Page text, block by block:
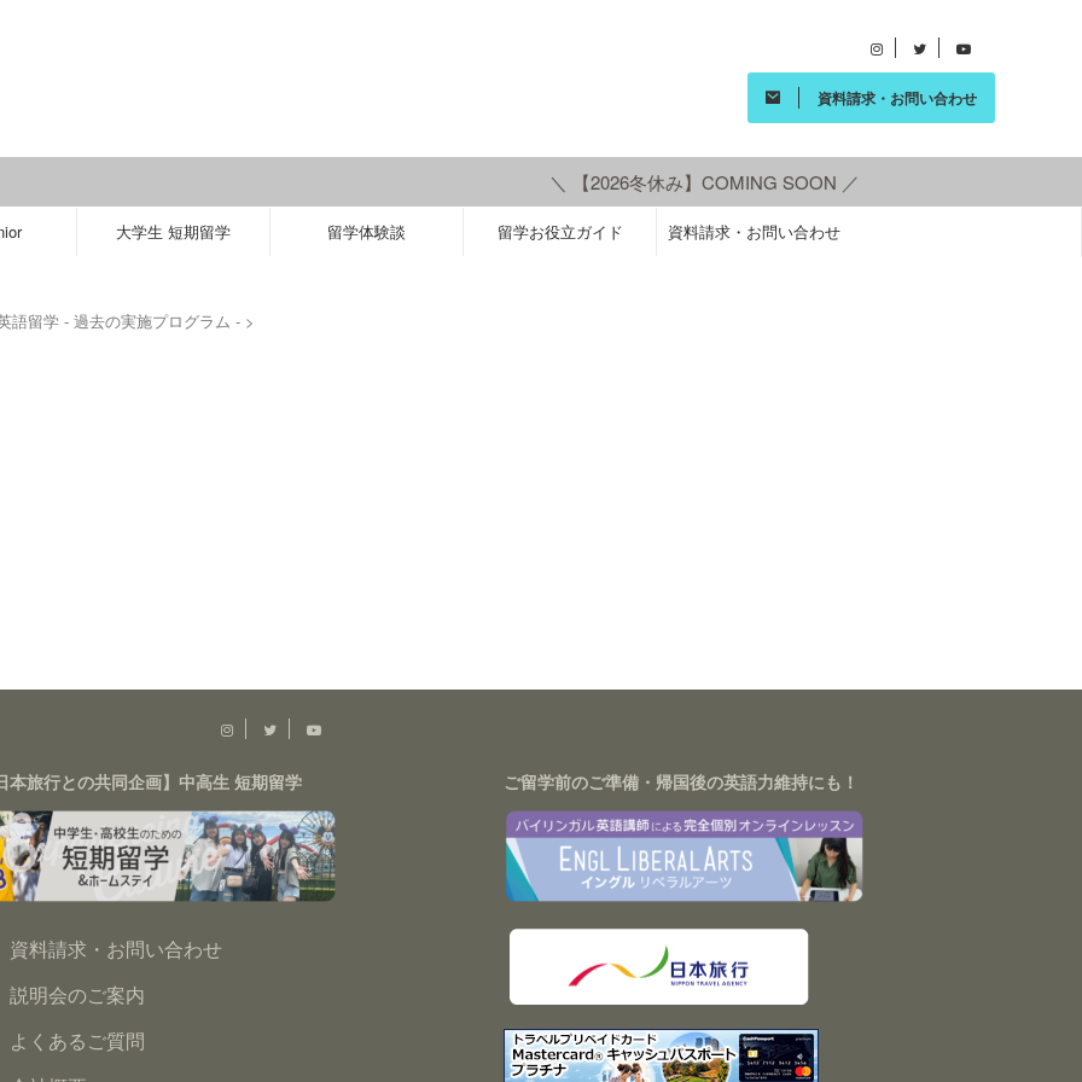
資料請求・お問い合わせ
＼ 【2026冬休み】COMING SOON ／
大学生 短期留学 留学体験談 留学お役立ガイド 資料請求・お問い合わせ
語留学 - 過去の実施プログラム - >
本旅行との共同企画】中高生 短期留学
資料請求・お問い合わせ
説明会のご案内
よくあるご質問
ご留学前のご準備・帰国後の英語力維持にも！